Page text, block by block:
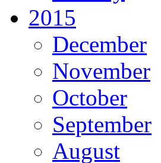
2015
December
November
October
September
August